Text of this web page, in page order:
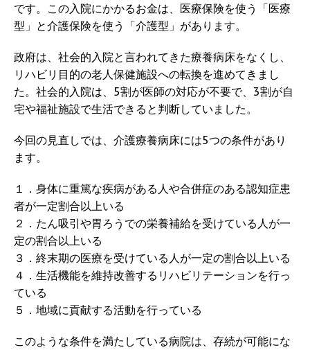
です。この入院にかかるお金は、医療保険を使う「医療
型」と介護保険を使う「介護型」があります。
政府は、社会的入院と言われてきた療養病床をなくし、
リハビリ目的の老人保健施設への転換を進めてきまし
た。社会的入院は、5割が医師の対応が不要で、3割が自
宅や福祉施設で生活できると判断していました。
今回の見直しでは、介護療養病床には5つの条件があり
ます。
１．身体に重篤な疾病がある人や合併症のある認知症患
者が一定割合以上いる
２．たん吸引や胃ろうでの栄養補給を受けている人が一
定の割合以上いる
３．終末期の医療を受けている人が一定の割合以上いる
４．生活機能を維持改善するリハビリテーションを行っ
ている
５．地域に貢献する活動を行っている
このような条件を満たしている病院は、存続が可能にな